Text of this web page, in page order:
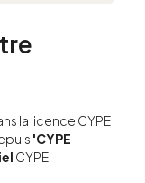
la licence CYPE
'CYPE
CYPE.